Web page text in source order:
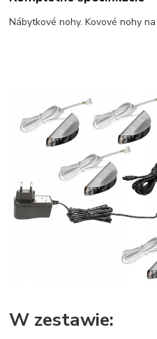
Nábytkové nohy. Kovové nohy
W zestawie: